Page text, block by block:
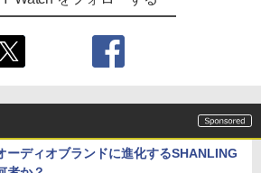
ーディオブランドに進化するSHANLING